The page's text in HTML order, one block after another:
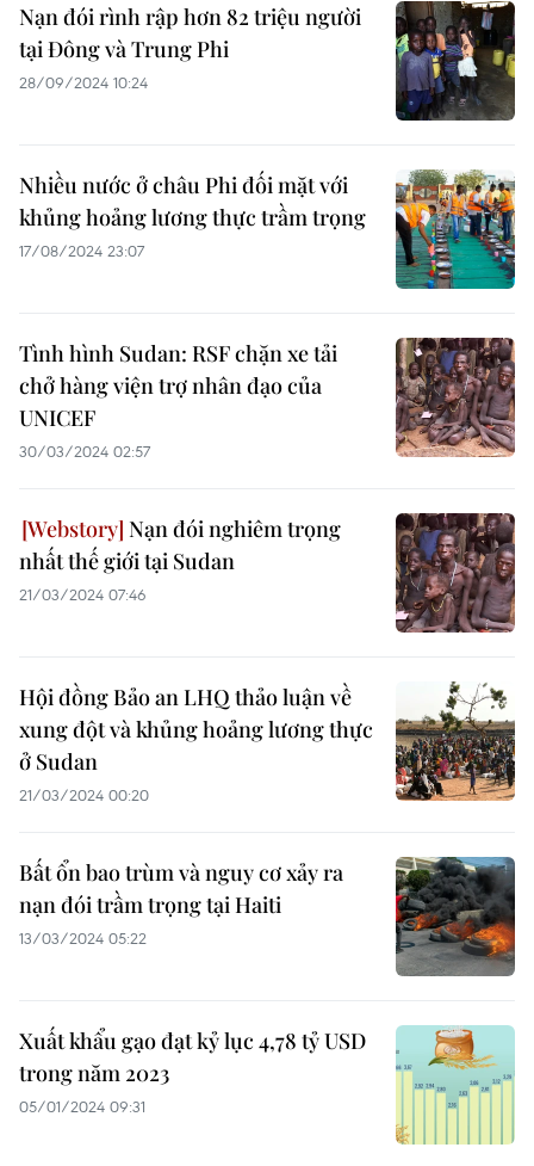
Nạn đói rình rập hơn 82 triệu người
tại Đông và Trung Phi
28/09/2024 10:24
Nhiều nước ở châu Phi đối mặt với
khủng hoảng lương thực trầm trọng
17/08/2024 23:07
Tình hình Sudan: RSF chặn xe tải
chở hàng viện trợ nhân đạo của
UNICEF
30/03/2024 02:57
Nạn đói nghiêm trọng
nhất thế giới tại Sudan
21/03/2024 07:46
Hội đồng Bảo an LHQ thảo luận về
xung đột và khủng hoảng lương thực
ở Sudan
21/03/2024 00:20
Bất ổn bao trùm và nguy cơ xảy ra
nạn đói trầm trọng tại Haiti
13/03/2024 05:22
Xuất khẩu gạo đạt kỷ lục 4,78 tỷ USD
trong năm 2023
05/01/2024 09:31